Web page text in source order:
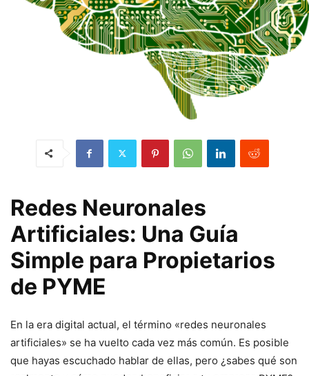
Redes Neuronales
Artificiales: Una Guía
Simple para Propietarios
de PYME
En la era digital actual, el término «redes neuronales
artificiales» se ha vuelto cada vez más común. Es posible
que hayas escuchado hablar de ellas, pero ¿sabes qué son